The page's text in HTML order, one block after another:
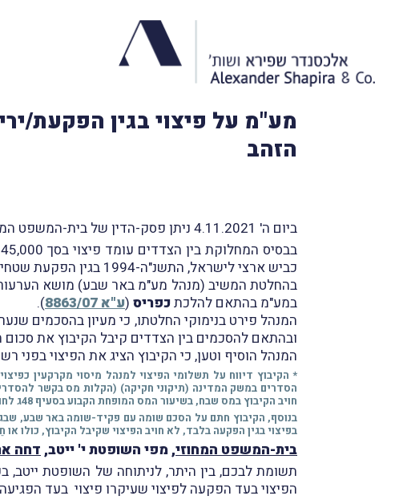
מע"מ על פיצוי בגין הפקעת/
הזהב
ביום ה' 4.11.2021 ניתן פסק-הדין של בית-המשפט המחוזי בבאר שבע בעניין
בבסיס המחלוקת בין הצדדים עומד פיצוי בסך 23,345,000 ש"ח (
כביש ארצי לישראל, התשנ"ה-1994 בגין הפקעת שטחים לצורך סלילתו של כביש 6.
בהחלטת המשיב (מנהל מע"מ באר שבע) מושא הערעור,
במע"מ בהתאם להלכתכפריס (ע"א 8863/07
).
המנהל פירט בנימוקי החלטתו, כי מעיון בהסכמים
ובהתאם להסכמים בין הצדדים קיבל הקיבוץ את
המנהל הוסיף וטען, כי הקיבוץ הציג את הפיצוי
*
חויב הקיבוץ במס שבח, בשיעור המס המופחת הקבוע בסעיף 48ג לחוק מיסוי מקרקעין, אשר יוחד לפיצוי בגין הפקעה בלבד.
בנוסף, הקיבוץ חתם על הסכם שומה עם פקיד-שומה באר שבע,
בפיצוי בגין הפקעה בלבד, לא חויב הפיצוי שקיבל הקיבוץ, כולו או
בית-המשפט המחוזי, מפי השופטת י' ייטב, דחה
תשומת לבכם, בין היתר, לניתוחה של השופטת ייטב, בפס' 55 ואילך,
הפיצוי בעד הפקעה לפיצוי שעיקרו פיצוי בעד